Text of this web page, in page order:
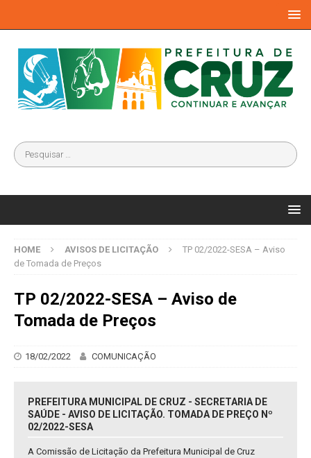
HOME AVISOS DE LICITAÇÃO
TP 02/2022-SESA – Aviso
de Tomada de Preços
TP 02/2022-SESA – Aviso de
Tomada de Preços
18/02/2022 COMUNICAÇÃO
PREFEITURA MUNICIPAL DE CRUZ - SECRETARIA DE
SAÚDE - AVISO DE LICITAÇÃO. TOMADA DE PREÇO Nº
02/2022-SESA
A Comissão de Licitação da Prefeitura Municipal de Cruz